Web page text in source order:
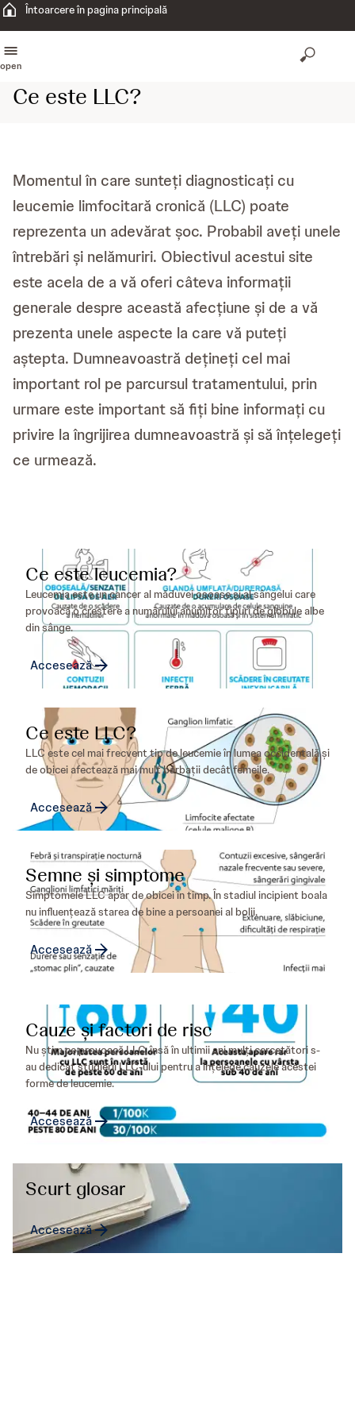
Întoarcere în pagina principală
open
Ce este LLC?
Momentul în care sunteți diagnosticați cu
leucemie limfocitară cronică (LLC) poate
reprezenta un adevărat șoc. Probabil aveți unele
întrebări și nelămuriri. Obiectivul acestui site
este acela de a vă oferi câteva informații
generale despre această afecțiune și de a vă
prezenta unele aspecte la care vă puteți
aștepta. Dumneavoastră dețineți cel mai
important rol pe parcursul tratamentului, prin
urmare este important să fiți bine informați cu
privire la îngrijirea dumneavoastră și să înțelegeți
ce urmează.
Ce este leucemia?
Leucemia este un cancer al măduvei osoase și al sângelui care
provoacă o creștere a numărului anumitor tipuri de globule albe
din sânge.
Accesează
Ce este LLC?
LLC este cel mai frecvent tip de leucemie în lumea occidentală și
de obicei afectează mai mult bărbații decât femeile.
Accesează
Semne și simptome
Simptomele LLC apar de obicei în timp. În stadiul incipient boala
nu influenţează starea de bine a persoanei al bolii.
Accesează
Cauze și factori de risc
Nu știm ce provoacă LLC, însă în ultimii ani mulți cercetători s-
au dedicat studierii LLC-ului pentru a înțelege cauzele acestei
forme de leucemie.
Accesează
Scurt glosar
Accesează